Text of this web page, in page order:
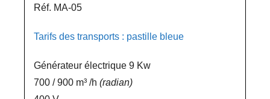
Réf. MA-05
Tarifs des transports : pastille bleue
Générateur électrique 9 Kw
700 / 900 m³ /h (radian)